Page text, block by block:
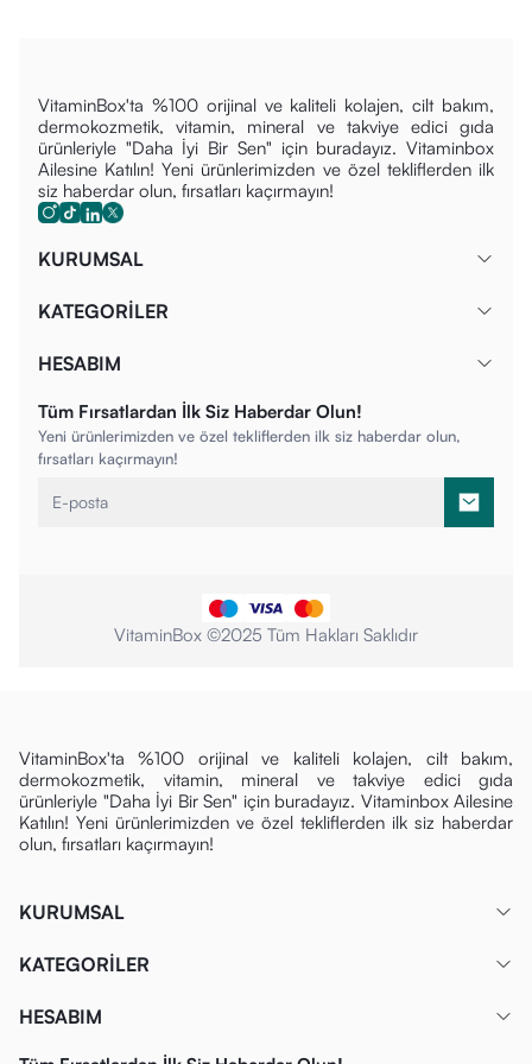
VitaminBox'ta %100 orijinal ve kaliteli kolajen, cilt bakım,
dermokozmetik, vitamin, mineral ve takviye edici gıda
ürünleriyle "Daha İyi Bir Sen" için buradayız. Vitaminbox
Ailesine Katılın! Yeni ürünlerimizden ve özel tekliflerden ilk
siz haberdar olun, fırsatları kaçırmayın!
KURUMSAL
KATEGORİLER
HESABIM
Tüm Fırsatlardan İlk Siz Haberdar Olun!
Yeni ürünlerimizden ve özel tekliflerden ilk siz haberdar olun,
fırsatları kaçırmayın!
VitaminBox ©2025 Tüm Hakları Saklıdır
VitaminBox'ta %100 orijinal ve kaliteli kolajen, cilt bakım,
dermokozmetik, vitamin, mineral ve takviye edici gıda
ürünleriyle "Daha İyi Bir Sen" için buradayız. Vitaminbox Ailesine
Katılın! Yeni ürünlerimizden ve özel tekliflerden ilk siz haberdar
olun, fırsatları kaçırmayın!
KURUMSAL
KATEGORİLER
HESABIM